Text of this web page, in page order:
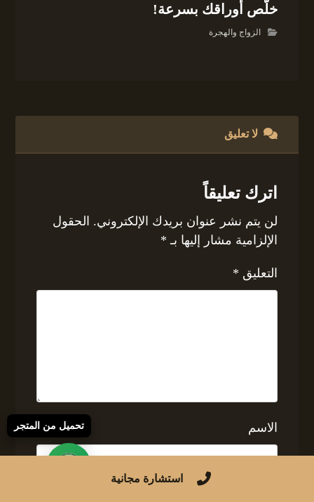
خلّص أوراقك بسرعة!
الزواج والهجرة
لا تعليق
اترك تعليقاً
لن يتم نشر عنوان بريدك الإلكتروني. الحقول
الإلزامية مشار إليها بـ *
التعليق *
الاسم
استشارة مجانية
تحميل من المتجر